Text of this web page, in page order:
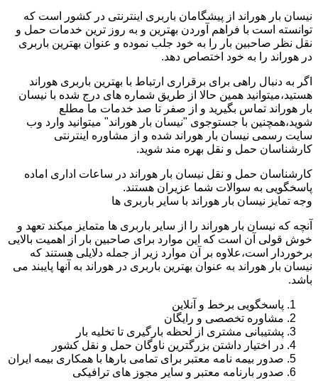
نیسان بار هوراند از پیشگامان باربری اینترنتی در کشور است که
توانسته است با فراهم آوردن بهترین و به روز ترین خدمات حمل و
نقل نظر صاحبین بار را به خود جلب نموده و عنوان بهترین باربری
در هوراند را به خود اختصاص دهد.
اگر به دنبال راهی برای برقراری ارتباط با بهترین باربری هوراند
هستید،میتوانید همین حالا از طریق شماره های درج شده با نیسان
بار هوراند تماس بگیرید و از صفر تا صد خدمات ما مطلع
شوید،همچنین با جستوجوی "نیسان بار هوراند" میتوانید وارد وب
سایت رسمی نیسان بار هوراند شده و از مشاوره اینترنتی
کارشناسان حمل و نقل بهره مند شوید.
کارشناسان حمل و نقل نیسان بار هوراند در ساعات اداری اماده
پاسخگویی به سوالات شما عزیران هستند.
وجه تمایز نیسان بار هوراند با سایر باربری ها
آنچه که نیسان بار هوراند را از سایر باربری ها متمایز میکند تعهد و
خوش قولی آن است که این موارد برای صاحبین بار از اهمیت بالایی
برخوردار است،علاوه بر آن موارد زیر از جمله دلایلی هستند که
نیسان بار هوراند به عنوان بهترین باربری در هوراند به آنها پایبند می
باشد.
پاسخگویی برخط و آنلاین
مشاوره تخصصی و رایگان
پشتیبانی مشتری از لحظه بارگیری تا تخلیه بار
در اختیار داشتن بزرگترین ناوگان حمل و نقل کشور
صدور بیمه نامه معتبر برای تمامی بارها با همکاری بیمه ایران
صدور بارنامه معتبر و سایر مجوز های ترافیکی